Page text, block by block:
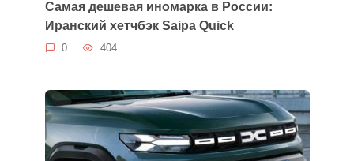
Самая дешевая иномарка в России:
Иранский хетчбэк Saipa Quick
0 404